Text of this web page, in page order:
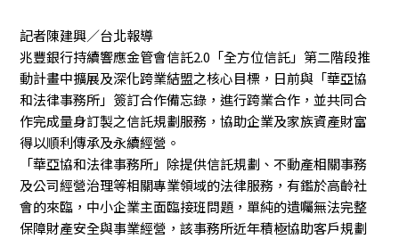
記者陳建興／台北報導
兆豐銀行持續響應金管會信託2.0「全方位信託」第二階段推
動計畫中擴展及深化跨業結盟之核心目標，日前與「華亞協
和法律事務所」簽訂合作備忘錄，進行跨業合作，並共同合
作完成量身訂製之信託規劃服務，協助企業及家族資產財富
得以順利傳承及永續經營。
「華亞協和法律事務所」除提供信託規劃、不動產相關事務
及公司經營治理等相關專業領域的法律服務，有鑑於高齡社
會的來臨，中小企業主面臨接班問題，單純的遺囑無法完整
保障財產安全與事業經營，該事務所近年積極協助客戶規劃